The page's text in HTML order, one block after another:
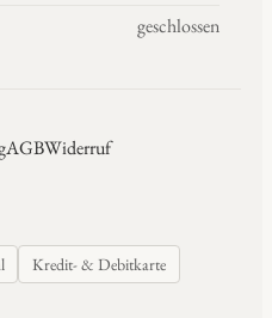
geschlossen
AGBWiderruf
Kredit- & Debitkarte